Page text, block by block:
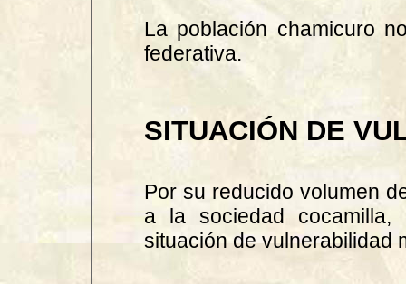
La población chamicuro
federativa.
SITUACIÓN DE
Por su reducido volumen
a la sociedad
situación de vulnerabilidad